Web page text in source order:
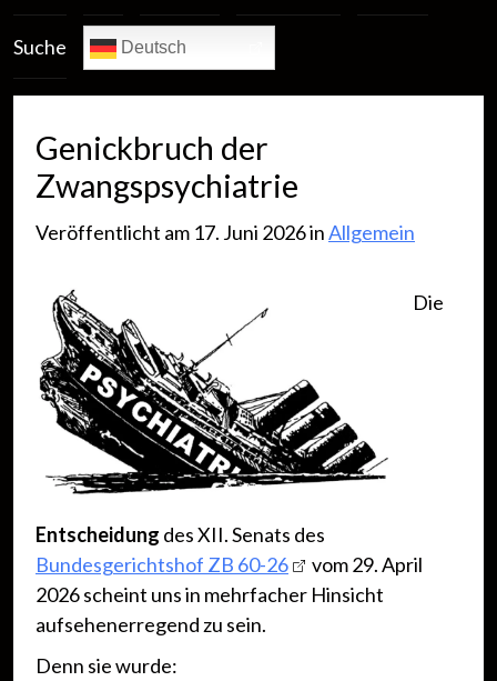
Suche Deutsch
Genickbruch der
Zwangspsychiatrie
Veröffentlicht am 17. Juni 2026 inAllgemein
Die
Entscheidung des XII. Senats des
Bundesgerichtshof ZB 60-26
vom 29. April
2026 scheint uns in mehrfacher Hinsicht
aufsehenerregend zu sein.
Denn sie wurde: